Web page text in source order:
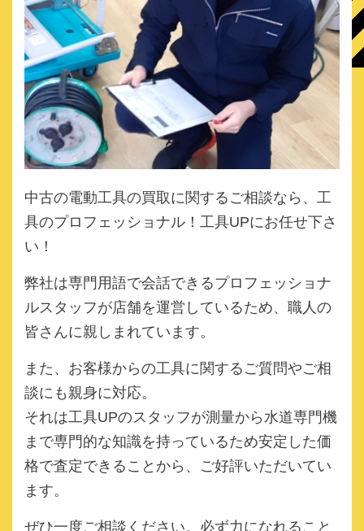
中古の電動工具の買取に関するご相談なら、 工
具のプロフェッショナル！工具UPにお任せ下さ
い！
弊社は専門用語で会話できるプロフェッショナ
ルスタッフが店舗を運営しているため、職人の
皆さんに親しまれています。
また、お客様からの工具に関するご質問やご相
談にも親身に対応。
それは工具UPのスタッフが測量から水道専門機
まで専門的な知識を持っているため安定した価
格で査定できることから、ご好評いただいてい
ます。
ぜひ一度ご相談ください。必ず力になれること